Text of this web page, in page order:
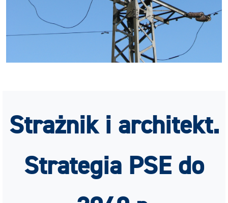
Strażnik i architekt.
Strategia PSE do